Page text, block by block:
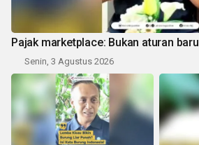
Pajak marketplace: Bukan aturan baru
Senin, 3 Agustus 2026